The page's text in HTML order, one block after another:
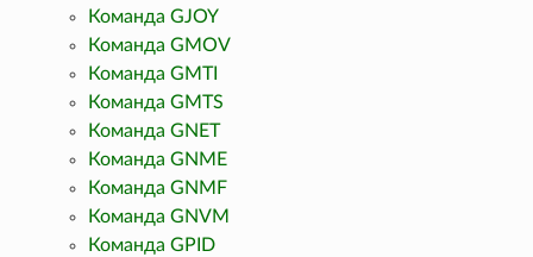
Команда GJOY
Команда GMOV
Команда GMTI
Команда GMTS
Команда GNET
Команда GNME
Команда GNMF
Команда GNVM
Команда GPID